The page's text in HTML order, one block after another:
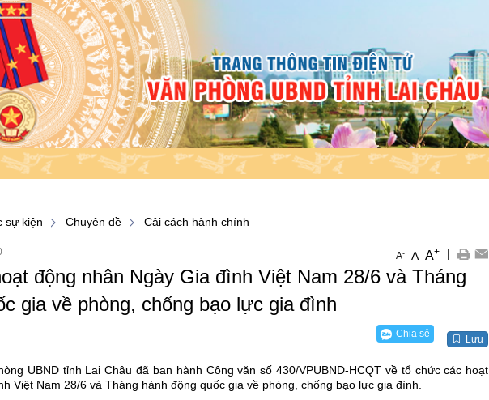
sự kiện Chuyên đề Cải cách hành chính
A- A A+ |
động nhân Ngày Gia đình Việt Nam 28/6 và Tháng
gia về phòng, chống bạo lực gia đình
Chia sẻ Lưu
UBND tỉnh Lai Châu đã ban hành Công văn số 430/VPUBND-HCQT về tổ chức các hoạt
Việt Nam 28/6 và Tháng hành động quốc gia về phòng, chống bạo lực gia đình.